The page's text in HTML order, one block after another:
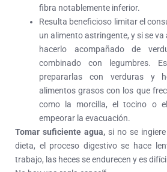
fibra notablemente inferior.
Resulta beneficioso limitar el
un alimento astringente, y si se
hacerlo acompañado de
combinado con legumbres.
prepararlas con verduras y
alimentos grasos con los que
como la morcilla, el tocino o
empeorar la evacuación.
Tomar suficiente agua, si no se
dieta, el proceso digestivo se hace
trabajo, las heces se endurecen y es